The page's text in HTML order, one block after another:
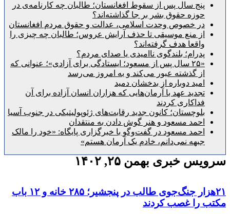
پنج سال پس از سقوط افغانستان؛ طالبان چه کارنامه‌ی در
حوزه حقوق بشر بر جا گذاشته‌اند؟
در خصوص وحدت اسلامی، عدالت و حقوق مردم افغانستان
از منع موسیقی تا حذف آرایش عروس؛ طالبان چه چیزی را
واقعا هدف گرفته‌اند؟
پدرام؛ بلندگوی ناامیدی یا صدای مردم؟
«۲۵ سال پس از مسعود؛ ایستادگی برای آزادی»؛ عنوانی که
از گذشته عبور می‌کند و به امروز می‌رسد
امید دوباره از بدخشان دمید
تجدید عهد با آرمان‌هایی که هزاران انسان آزاده برای آن
فداکاری کردند
بلوچستان؛ کانون جدید رقابت‌های ژئوپولیتیکی در جنوب آسیا
احمد مسعود و هنر گوش دادن به منتقدان
احمد مسعود در گفت‌وگو با خبرگزاری پایگاه: «خود را مالک
جبهه نمی‌دانم، خادم یک آرمان هستم»
خبری بهمن ۲۵, ۱۴۰۲
۲۱هزار جنگ‌جوی طالب در پنجشیر؛ ۲۸۵ خانه و ۱۲ باب
را غصب کردند